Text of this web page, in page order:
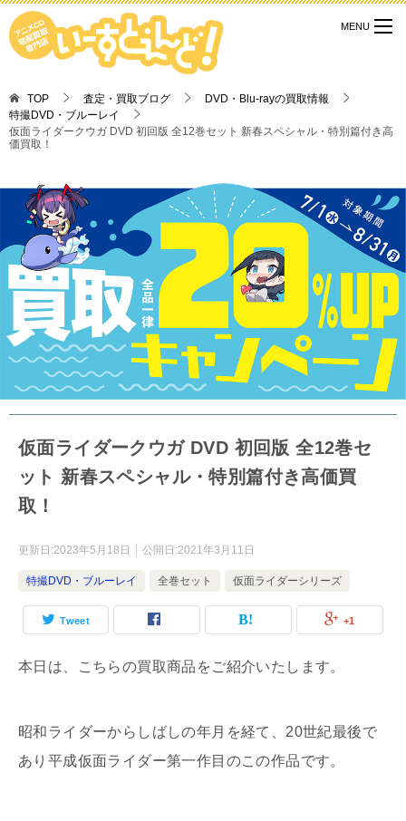
TOP 査定・買取ブログ
DVD・Blu-rayの買取情報
特撮DVD・ブルーレイ
仮面ライダークウガ DVD 初回版 全12巻セット 新春スペシャル・特別篇付き高
価買取！
仮面ライダークウガ DVD 初回版 全12巻セ
ット 新春スペシャル・特別篇付き高価買
取！
更新日:2023年5月18日 公開日:2021年3月11日
特撮DVD・ブルーレイ 全巻セット 仮面ライダーシリーズ
Tweet +1
本日は、こちらの買取商品をご紹介いたします。
昭和ライダーからしばしの年月を経て、20世紀最後で
あり平成仮面ライダー第一作目のこの作品です。